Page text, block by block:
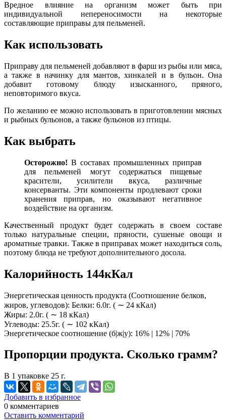
Вредное влияние на организм может быть при
индивидуальной непереносимости на некоторые
составляющие приправы для пельменей.
Как использовать
Приправу для пельменей добавляют в фарш из рыбы или мяса,
а также в начинку для мантов, хинкалей и в бульон. Она
добавит готовому блюду изысканного, пряного,
неповторимого вкуса.
По желанию ее можно использовать в приготовлении мясных
и рыбных бульонов, а также бульонов из птицы.
Как выбрать
Осторожно! В составах промышленных приправ
для пельменей могут содержаться пищевые
красители, усилители вкуса, различные
консерванты. Эти компоненты продлевают сроки
хранения приправ, но оказывают негативное
воздействие на организм.
Качественный продукт будет содержать в своем составе
только натуральные специи, пряности, сушеные овощи и
ароматные травки. Также в приправах может находиться соль,
поэтому блюда не требуют дополнительного досола.
Калорийность 144кКал
Энергетическая ценность продукта (Соотношение белков,
жиров, углеводов): Белки: 6.0г. ( ∼ 24 кКал)
Жиры: 2.0г. ( ∼ 18 кКал)
Углеводы: 25.5г. ( ∼ 102 кКал)
Энергетическое соотношение (б|ж|у): 16% | 12% | 70%
Пропорции продукта. Сколько грамм?
В 1 упаковке 25 г.
Добавить в избранное
0 комментариев
Оставить комментарий